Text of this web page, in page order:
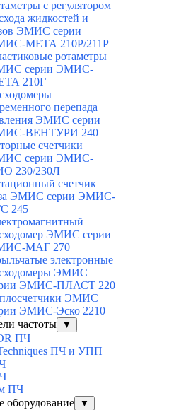
с регулятором
жидкостей и
ЭМИС серии
МЕТА 210Р/211Р
ротаметры
серии ЭМИС-
210Г
перепада
ЭМИС серии
ВЕНТУРИ 240
счетчики
серии ЭМИС-
230/230Л
счетчик
ЭМИС серии ЭМИС-
245
ЭМИС серии
МАГ 270
электронные
ЭМИС
ЭМИС-ПЛАСТ 220
ЭМИС
ЭМИС-Эско 2210
частоты
▼
ПЧ
ПЧ и УПП
ПЧ
оборудование
▼